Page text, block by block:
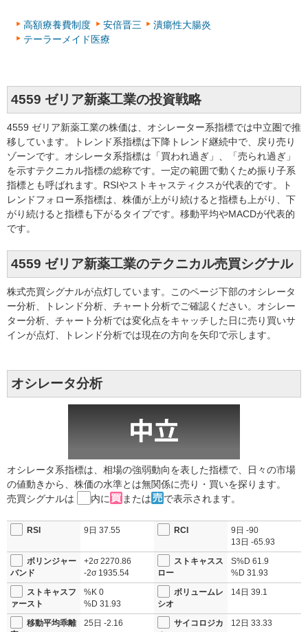
高額療養費制度 安倍晋三
潰瘍性大腸炎
テーラーメイド医療
4559 ゼリア新薬工業の投資戦略
4559 ゼリア新薬工業の株価は、オシレーター系指標では中立圏で推
移しています。トレンド系指標は下降トレンド継続中で、戻り売り
ゾーンです。オシレータ系指標は「買われ過ぎ」、「売られ過ぎ」
を示すテクニカル指標の総称です。一定の範囲で動くため振り子系
指標とも呼ばれます。RSIやストキャスティクスが代表的です。ト
レンドフォロー系指標は、株価が上がり続けると指標も上がり、下
がり続けると指標も下がるタイプです。移動平均やMACDが代表的
です。
4559 ゼリア新薬工業のテクニカル売買シグナル
株式売買シグナルが点灯しています。このページ下部のオシレータ
ー分析、トレンド分析、チャート分析でご確認ください。オシレー
ター分析、チャート分析では変化点をキャッチした日に売り買いサ
インが点灯、トレンド分析では現在の方向を矢印で示します。
オシレータ分析
オシレータ系指標は、相場の強弱動向を表した指標で、日々の市場
の値動きから、株価の水準とは無関係に売り・買いを探ります。
売買シグナルは
内に または で表示されます。
RSI 9日 37.55 RCI 9日 -90
13日 -65.93
ボリンジャー
バンド
+2σ2270.86
-2σ 1935.54
ストキャスス
ロー
S%D 61.9
%D 31.93
ストキャスフ
ァースト
%K 0
%D 31.93
ボリュームレ
シオ
14日 39.1
移動平均乖離
25日 -2.16
サイコロジカ
12日 33.33